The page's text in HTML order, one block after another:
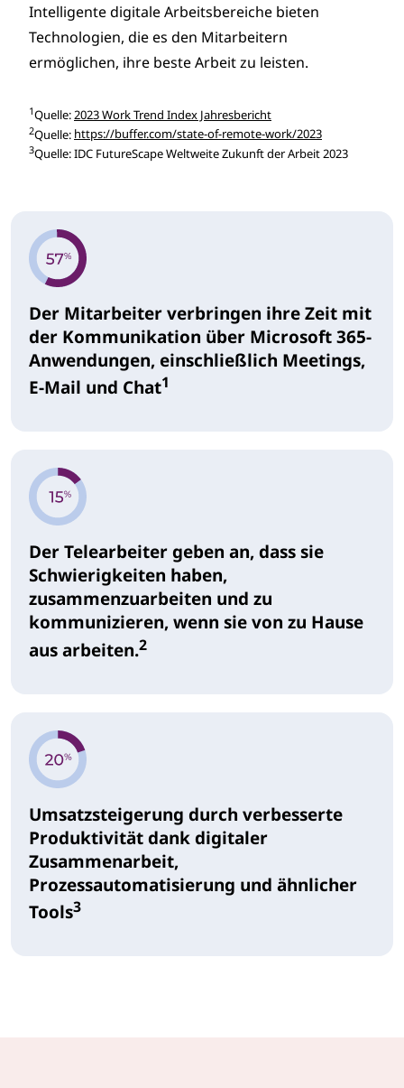
Intelligente digitale Arbeitsbereiche bieten
Technologien, die es den Mitarbeitern
ermöglichen, ihre beste Arbeit zu leisten.
1Quelle:2023 Work Trend Index Jahresbericht
2Quelle: https://buffer.com/state-of-remote-work/2023
3Quelle: IDC FutureScape Weltweite Zukunft der Arbeit 2023
Der Mitarbeiter verbringen ihre Zeit mit
der Kommunikation über Microsoft 365-
Anwendungen, einschließlich Meetings,
E-Mail und Chat1
Der Telearbeiter geben an, dass sie
Schwierigkeiten haben,
zusammenzuarbeiten und zu
kommunizieren, wenn sie von zu Hause
aus arbeiten.2
Umsatzsteigerung durch verbesserte
Produktivität dank digitaler
Zusammenarbeit,
Prozessautomatisierung und ähnlicher
Tools3